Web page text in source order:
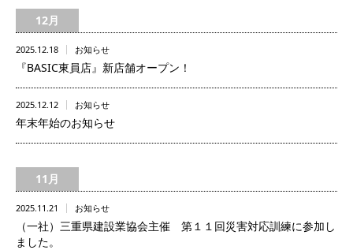
12月
2025.12.18 お知らせ
『BASIC東員店』新店舗オープン！
2025.12.12 お知らせ
年末年始のお知らせ
11月
2025.11.21 お知らせ
（一社）三重県建設業協会主催 第１１回災害対応訓練に参加し
ました。